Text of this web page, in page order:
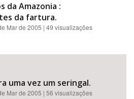
da Amazonia :
da fartura.
Mar de 2005 | 49 visualizações
uma vez um seringal.
Mar de 2005 | 56 visualizações